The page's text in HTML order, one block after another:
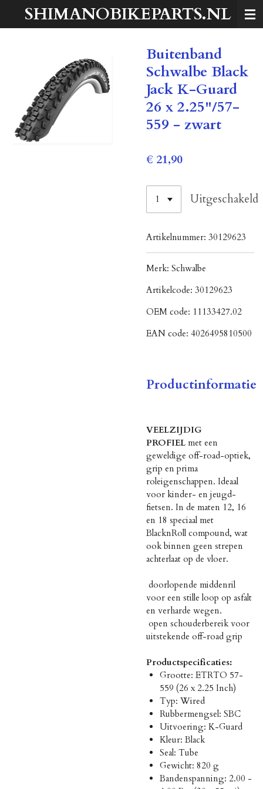
SHIMANOBIKEPARTS.NL
Buitenband
Schwalbe Black
Jack K-Guard
26 x 2.25"/57-
559 - zwart
€ 21,90
Uitgeschakeld
Artikelnummer: 30129623
Merk: Schwalbe
Artikelcode: 30129623
OEM code: 11133427.02
EAN code: 4026495810500
Productinformatie
VEELZIJDIG
PROFIEL met een
geweldige off-road-optiek,
grip en prima
roleigenschappen. Ideaal
voor kinder- en jeugd-
fietsen. In de maten 12, 16
en 18 speciaal met
BlacknRoll compound, wat
ook binnen geen strepen
achterlaat op de vloer.
 doorlopende middenril
voor een stille loop op asfalt
en verharde wegen.
 open schouderbereik voor
uitstekende off-road grip
Productspecificaties:
Grootte: ETRTO 57-
559 (26 x 2.25 Inch)
Typ: Wired
Rubbermengsel: SBC
Uitvoering: K-Guard
Kleur: Black
Seal: Tube
Gewicht: 820 g
Bandenspanning: 2.00 -